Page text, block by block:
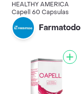
HEALTHY AMERICA
Capell 60 Capsulas
Farmatodo